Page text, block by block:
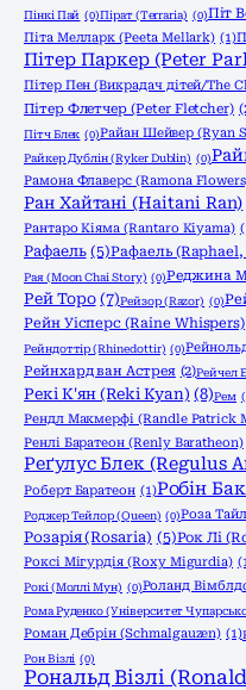
Пінкі Пай (0)Пірат (Terraria) (0)Піт
Піта Мелларк (Peeta Mellark) (1)
Пітер Паркер (Peter
Пітер Пен (Викрадач дітей/The
Пітер Флетчер (Peter Fletcher)
Пітч Блек (0)Райан Шейвер (Ryan
Райкер Дублін (Ryker Dublin) (0)
Рамона Флаверс (Ramona
Ран Хайтані (Haitani Ran)
Рантаро Кіяма (Rantaro Kiyama)
Рафаель (5)Рафаель
Рая (Moon Chai Story) (0)Реджина
Рей Торо (7)Рейзор (Razor) (0)
Рейн Уісперс (Raine Whispers)
Рейндоттір (Rhinedottir) (0)
Рейнхард ван Астрея (2)Рейчел
Рекі К'ян (Reki Kyan) (8)Рем
Рендл Макмерфі (Randle Patrick
Ренлі Баратеон (Renly Baratheon)
Реґулус Блек (Regulus
Роберт Баратеон (1)Робін
Роджер Тейлор (Queen) (0)Роза
Розарія (Rosaria) (5)Рок Лі
Роксі Мігурдія (Roxy Migurdia)
Рокі (Моллі Мун) (0)Роланд
Рома Руденко (Університет
Роман Дебрін (Schmalgauzen) (1)
Рон Візлі (0)
Рональд Візлі